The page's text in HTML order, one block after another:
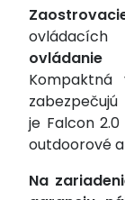
ovládacích
je Falcon
outdoorové
Na